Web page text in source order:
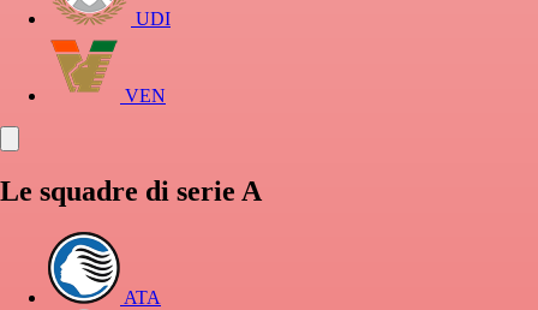
UDI
VEN
Le squadre di serie A
ATA